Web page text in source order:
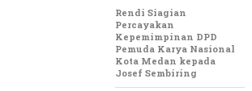
Rendi Siagian
Percayakan
Kepemimpinan DPD
Pemuda Karya Nasional
Kota Medan kepada
Josef Sembiring